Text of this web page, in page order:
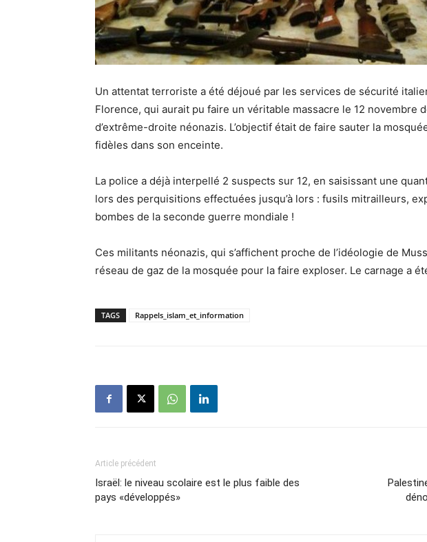
Un attentat terroriste a été déjoué par les services de sécurité
Florence, qui aurait pu faire un véritable massacre le 12 novembre
d’extrême-droite néonazis. L’objectif était de faire sauter la
fidèles dans son enceinte.
La police a déjà interpellé 2 suspects sur 12, en saisissant une
lors des perquisitions effectuées jusqu’à lors : fusils mitrailleurs,
bombes de la seconde guerre mondiale !
Ces militants néonazis, qui s’affichent proche de l’idéologie de
réseau de gaz de la mosquée pour la faire exploser. Le carnage a
TAGS Rappels_islam_et_information
Article précédent
Israël: le niveau scolaire est le plus faible des
pays «développés»